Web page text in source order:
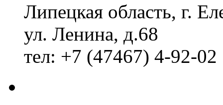
Липецкая область, г.
ул. Ленина, д.68
тел: +7 (47467) 4-92-02